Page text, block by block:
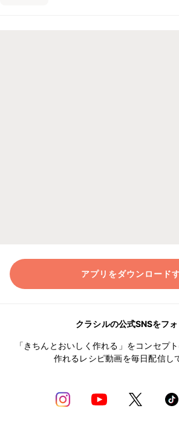
アプリをダウンロード
クラシルの公式SNSをフ
「きちんとおいしく作れる」をコンセプ
作れるレシピ動画を毎日配信し